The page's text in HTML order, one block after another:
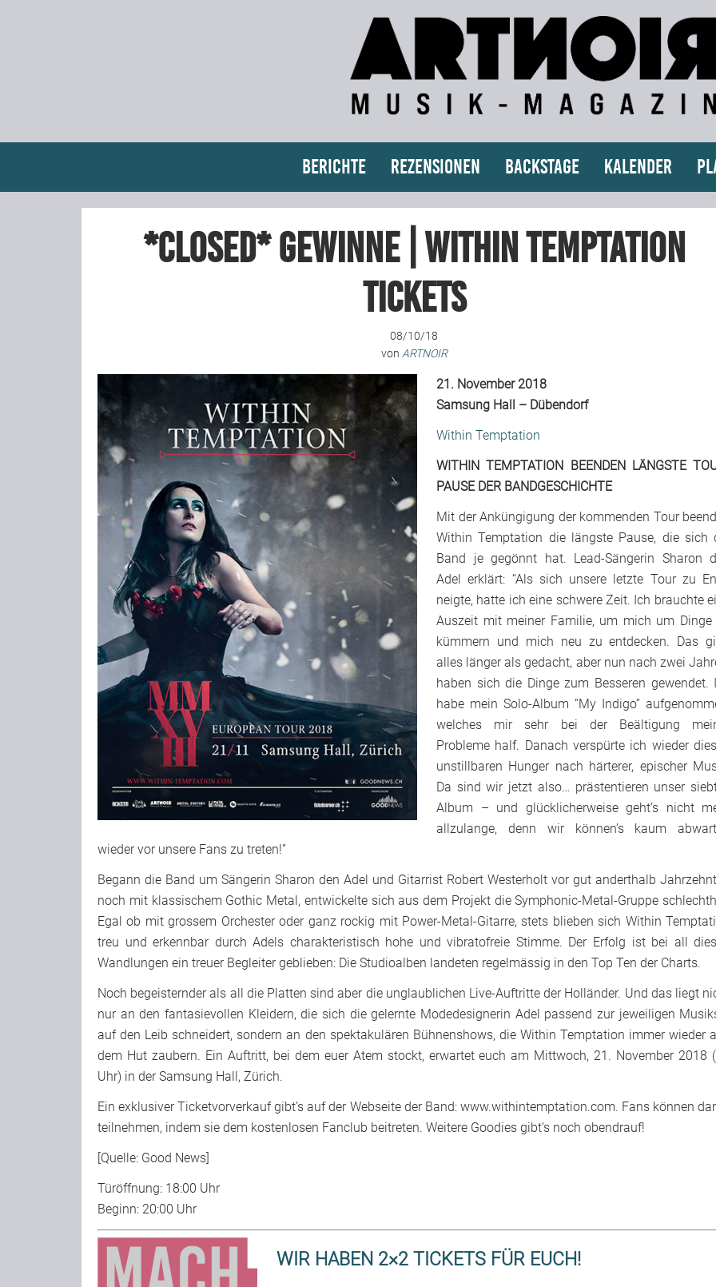
Berichte Rezensionen Backstage Kalender
*closed* Gewinne | WITHIN TEMPTATION
Tickets
08/10/18
von ARTNOIR
21. November 2018
Samsung Hall – Dübendorf
Within Temptation
WITHIN TEMPTATION BEENDEN LÄNGSTE
PAUSE DER BANDGESCHICHTE
Mit der Anküngigung der kommenden Tour
Within Temptation die längste Pause, die sich
Band je gegönnt hat. Lead-Sängerin Sharon
Adel erklärt: “Als sich unsere letzte Tour zu
neigte, hatte ich eine schwere Zeit. Ich brauchte
Auszeit mit meiner Familie, um mich um Dinge
kümmern und mich neu zu entdecken. Das
alles länger als gedacht, aber nun nach zwei
haben sich die Dinge zum Besseren gewendet.
habe mein Solo-Album “My Indigo”
welches mir sehr bei der Beältigung
Probleme half. Danach verspürte ich wieder
unstillbaren Hunger nach härterer, epischer
Da sind wir jetzt also… prästentieren unser
Album – und glücklicherweise geht’s nicht
allzulange, denn wir können’s kaum
wieder vor unsere Fans zu treten!”
Begann die Band um Sängerin Sharon den Adel und Gitarrist Robert Westerholt vor gut anderthalb
noch mit klassischem Gothic Metal, entwickelte sich aus dem Projekt die Symphonic-Metal-Gruppe
Egal ob mit grossem Orchester oder ganz rockig mit Power-Metal-Gitarre, stets blieben sich Within
treu und erkennbar durch Adels charakteristisch hohe und vibratofreie Stimme. Der Erfolg ist bei all
Wandlungen ein treuer Begleiter geblieben: Die Studioalben landeten regelmässig in den Top Ten der Charts.
Noch begeisternder als all die Platten sind aber die unglaublichen Live-Auftritte der Holländer. Und das liegt
nur an den fantasievollen Kleidern, die sich die gelernte Modedesignerin Adel passend zur jeweiligen
auf den Leib schneidert, sondern an den spektakulären Bühnenshows, die Within Temptation immer wieder
dem Hut zaubern. Ein Auftritt, bei dem euer Atem stockt, erwartet euch am Mittwoch, 21. November 2018
Uhr) in der Samsung Hall, Zürich.
Ein exklusiver Ticketvorverkauf gibt’s auf der Webseite der Band: www.withintemptation.com. Fans können
teilnehmen, indem sie dem kostenlosen Fanclub beitreten. Weitere Goodies gibt’s noch obendrauf!
[Quelle: Good News]
Türöffnung: 18:00 Uhr
Beginn: 20:00 Uhr
WIR HABEN 2×2 TICKETS FÜR EUCH!